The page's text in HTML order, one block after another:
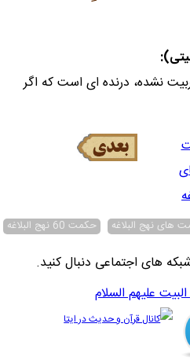
نشده، درنده اى است كه اگر
های نهج البلاغه حکمت 60 نهج البلاغه
های اجتماعی دنبال کنید.